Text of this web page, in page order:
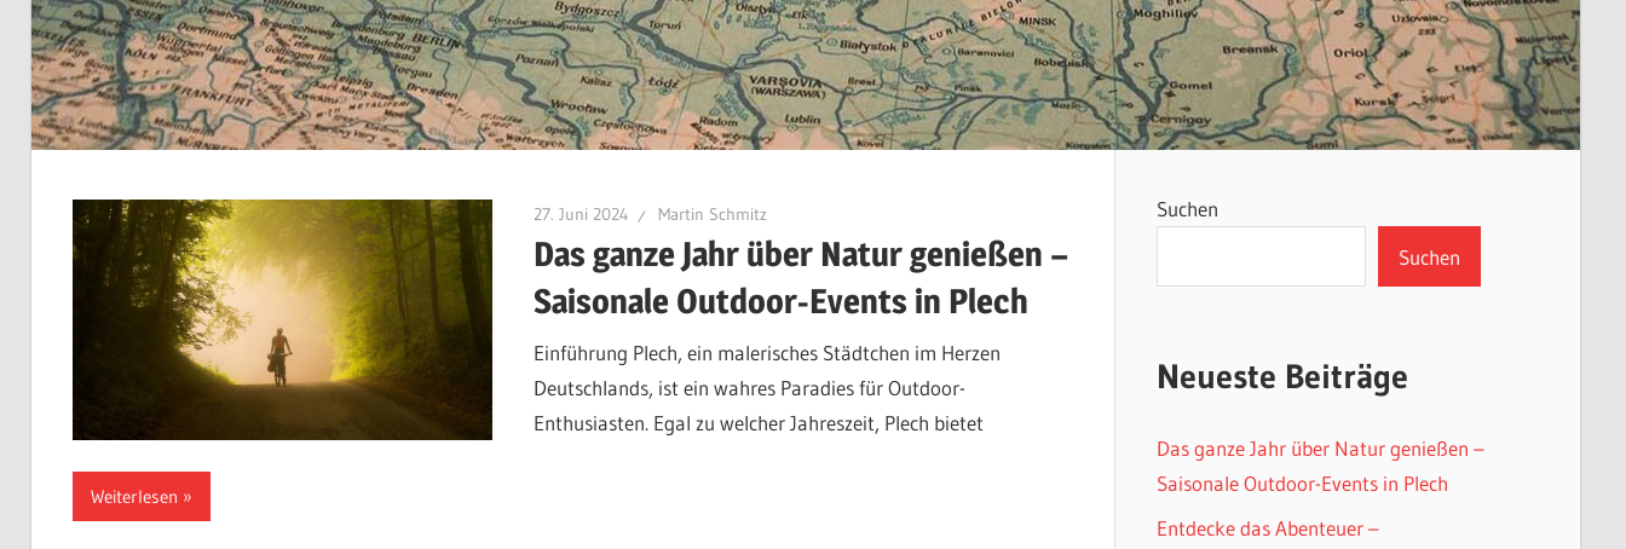
27. Juni 2024 Martin Schmitz
Das ganze Jahr über Natur genießen –
Saisonale Outdoor-Events in Plech
Einführung Plech, ein malerisches Städtchen im Herzen
Deutschlands, ist ein wahres Paradies für Outdoor-
Enthusiasten. Egal zu welcher Jahreszeit, Plech bietet
Weiterlesen
Suchen
Suchen
Neueste Beiträge
Das ganze Jahr über Natur genießen –
Saisonale Outdoor-Events in Plech
Entdecke das Abenteuer –